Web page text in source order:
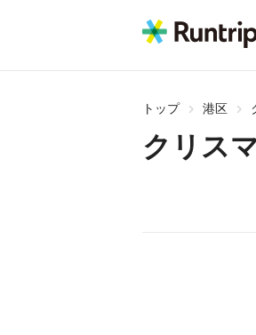
トップ 港区
クリス